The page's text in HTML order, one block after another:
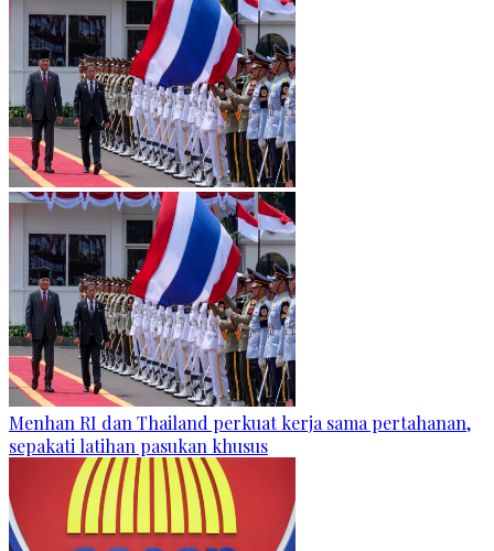
Menhan RI dan Thailand perkuat kerja sama pertahanan,
sepakati latihan pasukan khusus